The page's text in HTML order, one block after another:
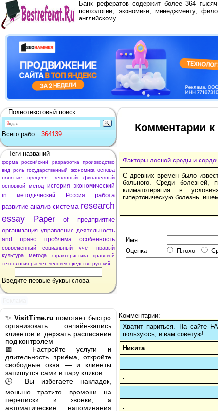
Банк рефератов содержит более 364
психологии, экономике, менеджменту,
английскому.
Полнотекстовый поиск
Всего работ: 364139
Теги названий
форма российский разработка
производство
вид
роль государственный экономика основа
понятие
процесс основный
финансовый
основной метод история экономический
in
методический Россия
работа
развитие анализ система research
essay
Paper of
предприятие
организация управление деятельность
and
право проблема особенность
современный социальный учет
правый
культура
метода характеристика
правовой
технология расчет человек средство русский
Введите первые буквы слова
✨ VisitTime.ru помогает быстро
организовать онлайн-запись
клиентов и держать расписание
под контролем.
📅 Настройте услуги и
длительность приёма, откройте
свободные окна — и клиенты
запишутся сами в пару кликов.
🕒 Вы избегаете накладок,
меньше тратите времени на
переписки и звонки, а
автоматические напоминания
Комментарии
Факторы лесной среды и
С древних времен было
больного. Среди болезней,
климатотерапия в
гипертоническую болезнь,
Имя
Оценка
Плохо
Комментарии:
Хватит париться. На сайте
пользуюсь, и вам советую!
Никита
.
.